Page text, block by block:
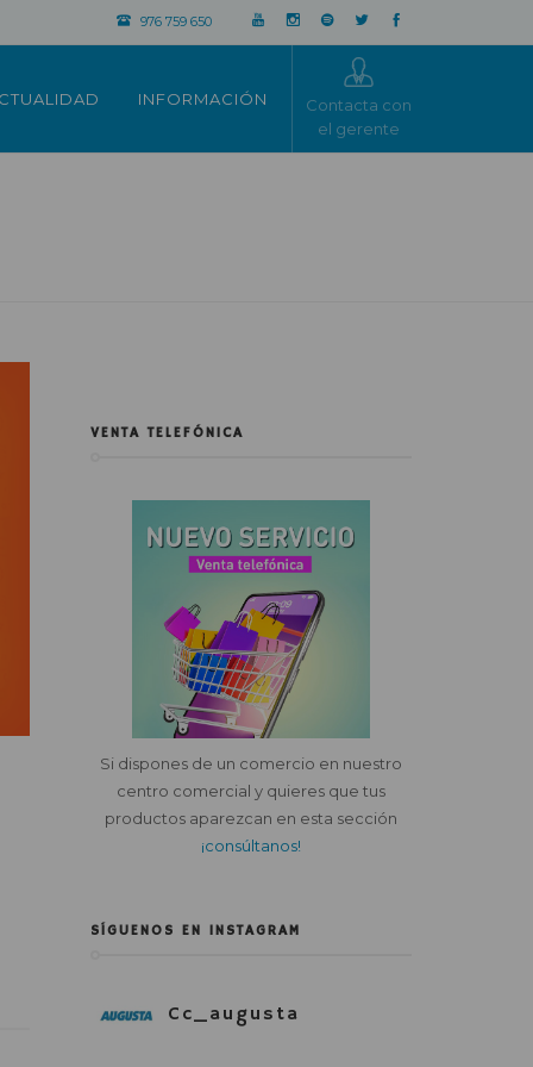
976 759 650
INFORMACIÓN
Contacta con
el gerente
VENTA TELEFÓNICA
Si dispones de un comercio en nuestro
centro comercial y quieres que tus
productos aparezcan en esta sección
¡consúltanos!
SÍGUENOS EN INSTAGRAM
Cc_augusta